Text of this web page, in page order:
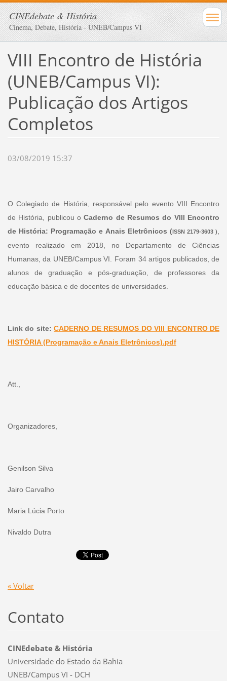
CINEdebate & História
Cinema, Debate, História - UNEB/Campus VI
VIII Encontro de História
(UNEB/Campus VI):
Publicação dos Artigos
Completos
03/08/2019 15:37
O Colegiado de História, responsável pelo evento VIII Encontro
de História, publicou oCaderno de Resumos do VIII Encontro
de História: Programação e Anais Eletrônicos (ISSN 2179-3603 )
evento realizado em 2018, no Departamento de Ciências
Humanas, da UNEB/Campus VI. Foram 34 artigos publicados, de
alunos de graduação e pós-graduação, de professores da
educação básica e de docentes de universidades.
Link do site:CADERNO DE RESUMOS DO VIII ENCONTRO DE
HISTÓRIA (Programação e Anais Eletrônicos).pdf
Att.,
Organizadores,
Genilson Silva
Jairo Carvalho
Maria Lúcia Porto
Nivaldo Dutra
« Voltar
Contato
CINEdebate & História
Universidade do Estado da Bahia
UNEB/Campus VI - DCH